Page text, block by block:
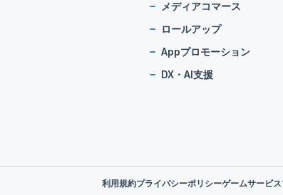
メディアコマース
ロールアップ
Appプロモーション
DX・AI支援
利用規約プライバシーポリシーゲームサービ